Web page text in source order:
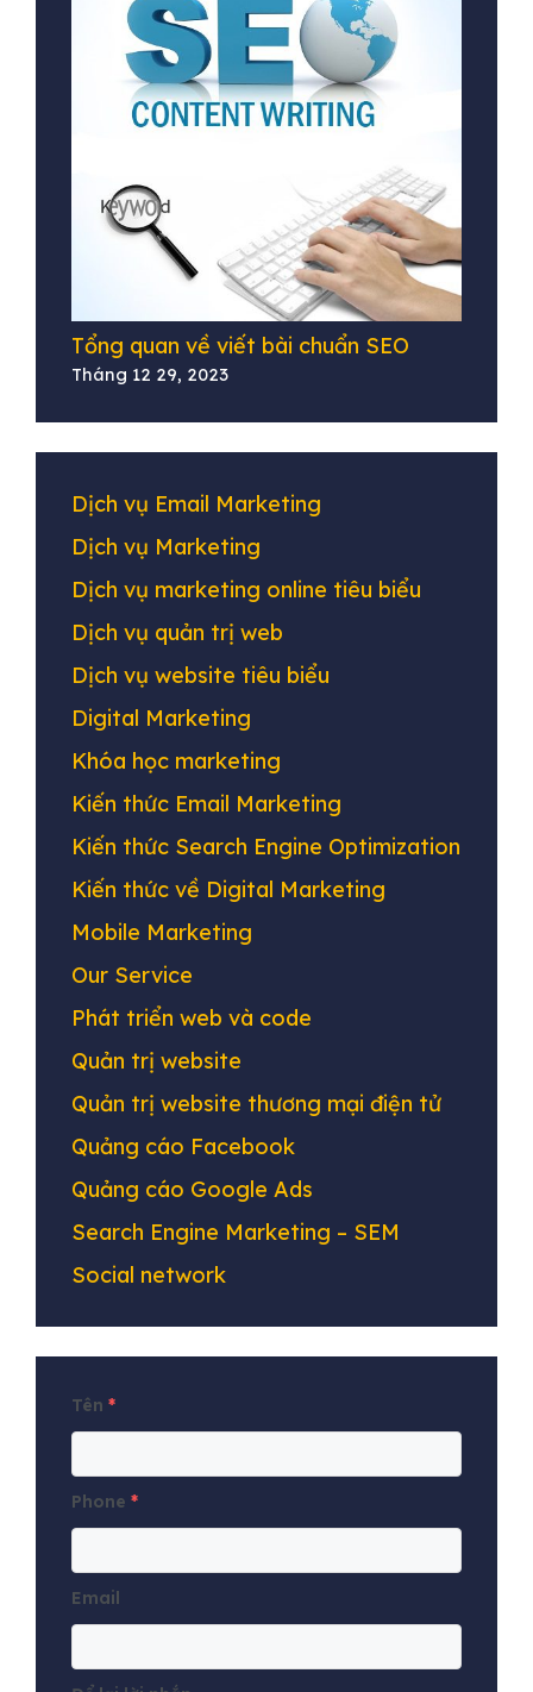
Tổng quan về viết bài chuẩn SEO
Tháng 12 29, 2023
Dịch vụ Email Marketing
Dịch vụ Marketing
Dịch vụ marketing online tiêu biểu
Dịch vụ quản trị web
Dịch vụ website tiêu biểu
Digital Marketing
Khóa học marketing
Kiến thức Email Marketing
Kiến thức Search Engine Optimization
Kiến thức về Digital Marketing
Mobile Marketing
Our Service
Phát triển web và code
Quản trị website
Quản trị website thương mại điện tử
Quảng cáo Facebook
Quảng cáo Google Ads
Search Engine Marketing – SEM
Social network
Tên *
Phone *
Email